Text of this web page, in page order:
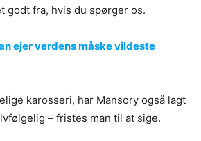
godt fra, hvis du spørger os.
ejer verdens måske vildeste
karosseri, har Mansory også lagt
– fristes man til at sige.